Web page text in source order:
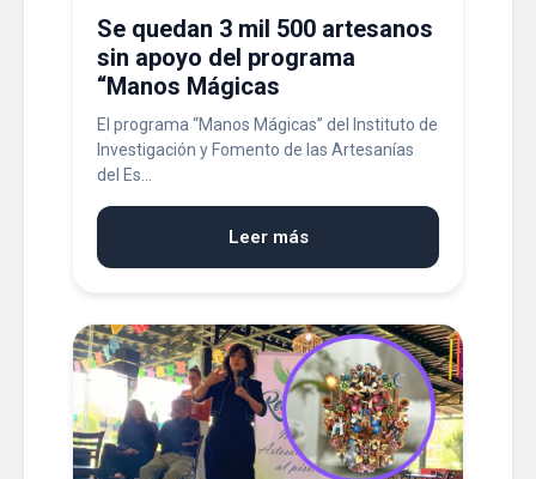
Se quedan 3 mil 500 artesanos
sin apoyo del programa
“Manos Mágicas
El programa “Manos Mágicas” del Instituto de
Investigación y Fomento de las Artesanías
del Es...
Leer más